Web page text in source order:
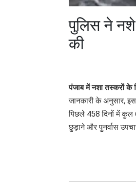
पुलिस ने
की
पंजाब में नशा तस्करों के
जानकारी के अनुसार,
पिछले 458 दिनों में कुल
छुड़ाने और पुनर्वास